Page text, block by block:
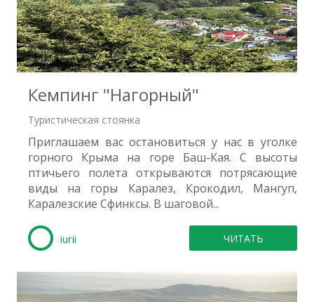
6
Кемпинг "Нагорный"
Туристическая стоянка
Приглашаем вас остановиться у нас в уголке
горного Крыма на горе Баш-Кая. С высоты
птичьего полета открываются потрясающие
виды на горы Каралез, Крокодил, Мангуп,
Каралезские Сфинксы. В шаговой...
iurii ЧИТАТЬ